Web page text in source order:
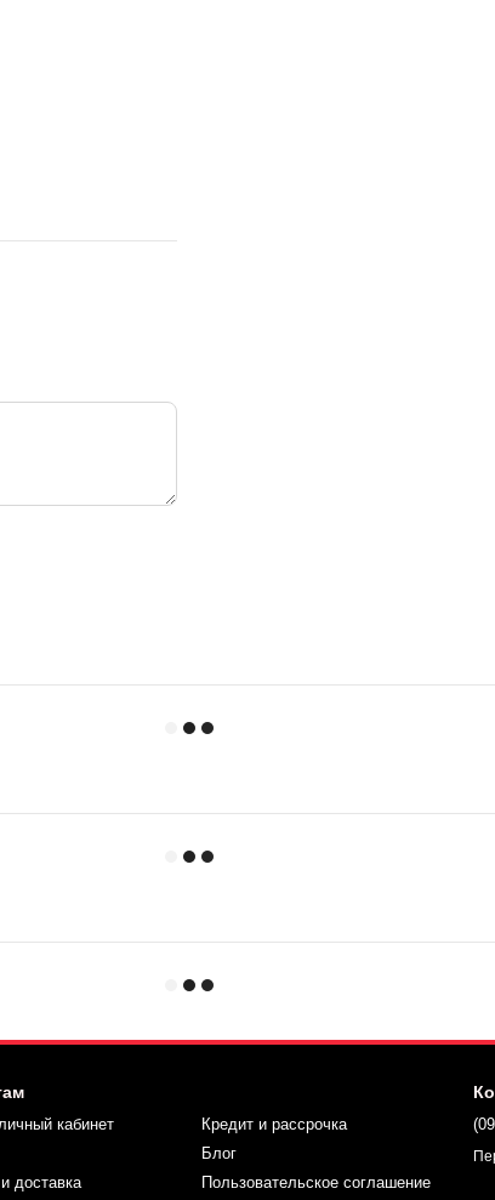
кабинет
доставка
Кредит и рассрочка
Блог
Пользовательское соглашение